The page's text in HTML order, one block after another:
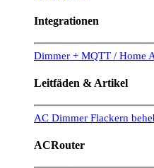
Integrationen
Dimmer + MQTT / Home
Leitfäden & Artikel
AC Dimmer Flackern
ACRouter